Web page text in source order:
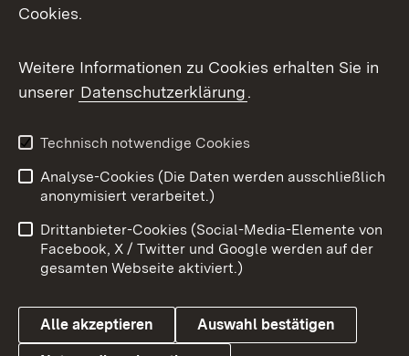
X / Twitter
Youtube
Impressum
Kontakt
Barrierefreiheit
Datenschutz
Cookies
Cookies.
Weitere Informationen zu Cookies erhalten Sie in
unserer Datenschutzerklärung.
Technisch notwendige Cookies
Analyse-Cookies (Die Daten werden ausschließlich
anonymisiert verarbeitet.)
Drittanbieter-Cookies (Social-Media-Elemente von
Facebook, X / Twitter und Google werden auf der
gesamten Webseite aktiviert.)
Alle akzeptieren Auswahl bestätigen